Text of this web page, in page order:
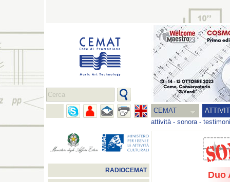
CEMAT
attività- sonora-
RADIOCEMAT Duo